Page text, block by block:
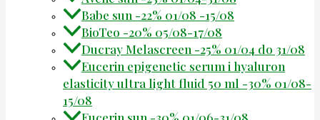
Babe sun -22% 01/08 -15/08
BioTeo -20% 05/08-17/08
Ducray Melascreen -25% 01/04 do 31/08
Eucerin epigenetic serum i hyaluron
elasticity ultra light fluid 50 ml -30% 01/08-
15/08
Eucerin sun -30% 01/06-31/08